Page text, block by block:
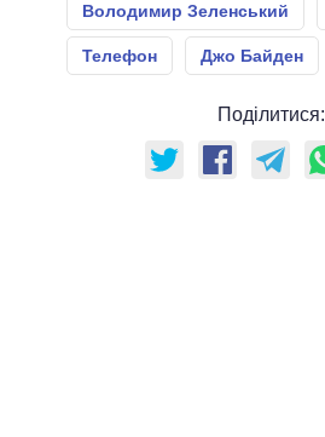
Володимир Зеленський
Телефон Джо Байден
Поділитися: